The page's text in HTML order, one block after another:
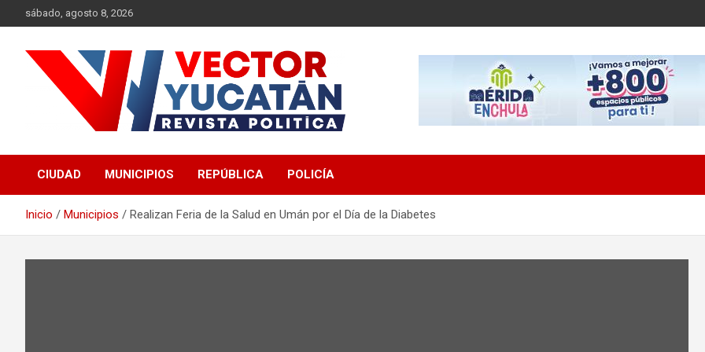
al
sábado, agosto 8, 2026
Vector Yucatán
CIUDAD MUNICIPIOS REPÚBLICA POLICÍA
Inicio Municipios Realizan Feria de la Salud en Umán por el Día de la Diabetes